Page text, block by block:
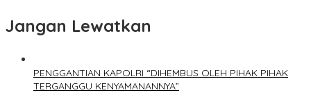
Jangan Lewatkan
PENGGANTIAN KAPOLRI “DIHEMBUS OLEH PIHAK PIHAK
TERGANGGU KENYAMANANNYA”